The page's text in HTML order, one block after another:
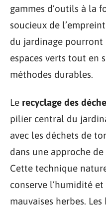
gammes d’outils à la
soucieux de
du jardinage
espaces verts tout en
méthodes durables.
Le recyclage des
pilier central du
avec les déchets de
dans une approche
Cette technique
conserve l’humidité
mauvaises herbes.